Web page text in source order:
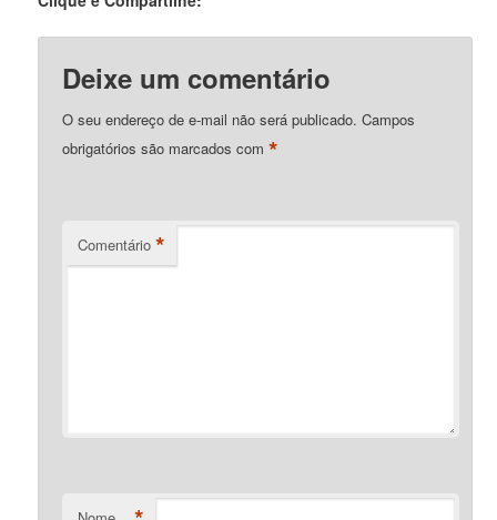
Deixe um comentário
O seu endereço de e-mail não será publicado. Campos
obrigatórios são marcados com*
Comentário *